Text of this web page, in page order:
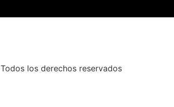
Todos los derechos reservados